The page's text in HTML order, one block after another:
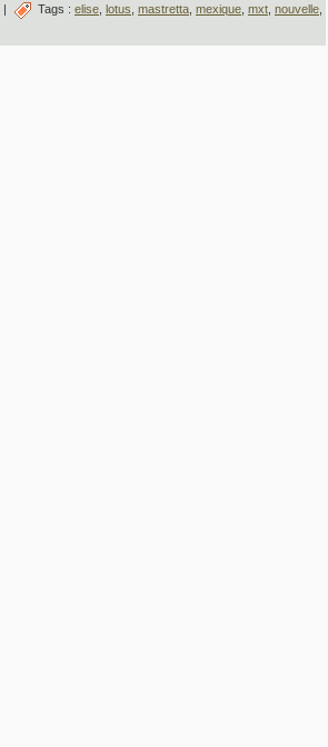
| Tags : elise lotus mastretta mexique mxt nouvelle